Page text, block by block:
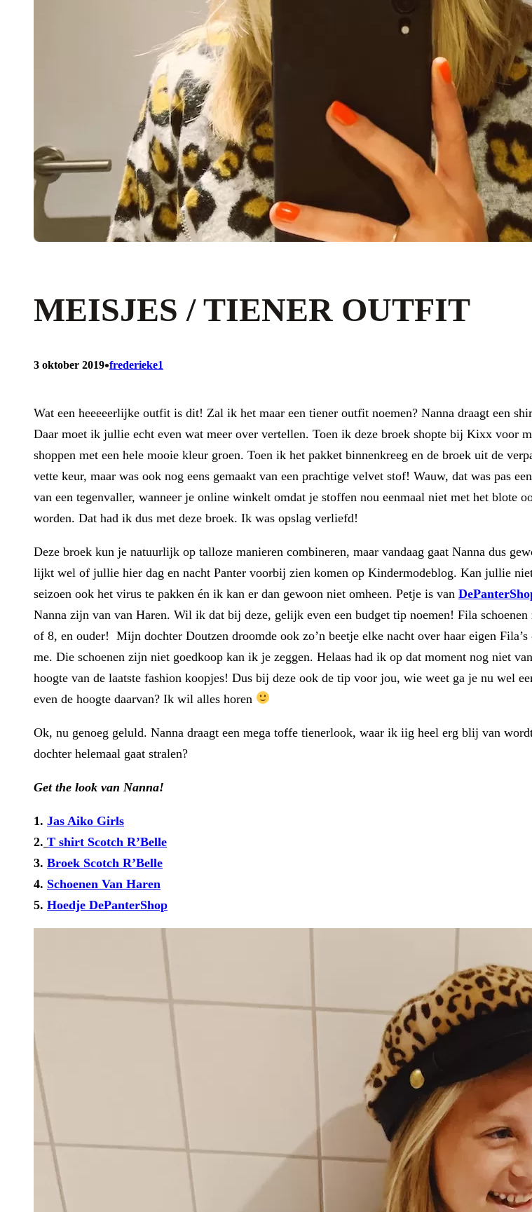
MEISJES / TIENER OUTFIT
3 oktober 2019•frederieke1
Wat een heeeeerlijke outfit is dit! Zal ik het maar een tiener outfit noemen? Nanna draagt een
Daar moet ik jullie echt even wat meer over vertellen. Toen ik deze broek shopte bij Kixx voor
shoppen met een hele mooie kleur groen. Toen ik het pakket binnenkreeg en de broek uit de
vette keur, maar was ook nog eens gemaakt van een prachtige velvet stof! Wauw, dat was pas
van een tegenvaller, wanneer je online winkelt omdat je stoffen nou eenmaal niet met het blote
worden. Dat had ik dus met deze broek. Ik was opslag verliefd!
Deze broek kun je natuurlijk op talloze manieren combineren, maar vandaag gaat Nanna dus
lijkt wel of jullie hier dag en nacht Panter voorbij zien komen op Kindermodeblog. Kan jullie
seizoen ook het virus te pakken én ik kan er dan gewoon niet omheen. Petje is van
Nanna zijn van van Haren. Wil ik dat bij deze, gelijk even een budget tip noemen! Fila
of 8, en ouder! Mijn dochter Doutzen droomde ook zo’n beetje elke nacht over haar eigen
me. Die schoenen zijn niet goedkoop kan ik je zeggen. Helaas had ik op dat moment nog niet
hoogte van de laatste fashion koopjes! Dus bij deze ook de tip voor jou, wie weet ga je nu wel
even de hoogte daarvan? Ik wil alles horen
Ok, nu genoeg geluld. Nanna draagt een mega toffe tienerlook, waar ik iig heel erg blij van
dochter helemaal gaat stralen?
Get the look van Nanna!
1. Jas Aiko Girls
2. T shirt Scotch R’Belle
3. Broek Scotch R’Belle
4. Schoenen Van Haren
5. Hoedje DePanterShop